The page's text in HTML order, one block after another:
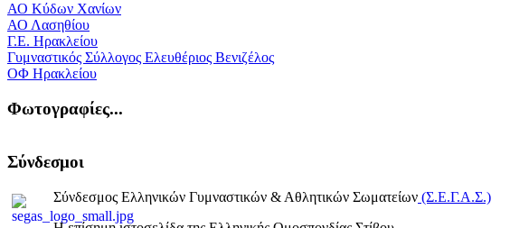
ΑΟ Κύδων Χανίων
ΑΟ Λασηθίου
Γ.Ε. Ηρακλείου
Γυμναστικός Σύλλογος Ελευθέριος Βενιζέλος
ΟΦ Ηρακλείου
Φωτογραφίες...
Σύνδεσμοι
Σύνδεσμος Ελληνικών Γυμναστικών & Αθλητικών Σωματείων (Σ.Ε.Γ.Α.Σ.)